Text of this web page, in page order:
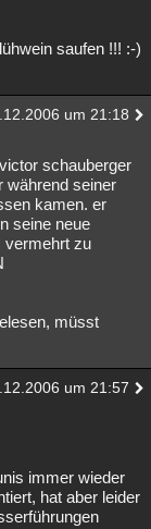
saufen !!! :-)
um 21:18
schauberger
während seiner
kamen. er
seine neue
vermehrt zu
müsst
um 21:57
immer wieder
hat aber leider